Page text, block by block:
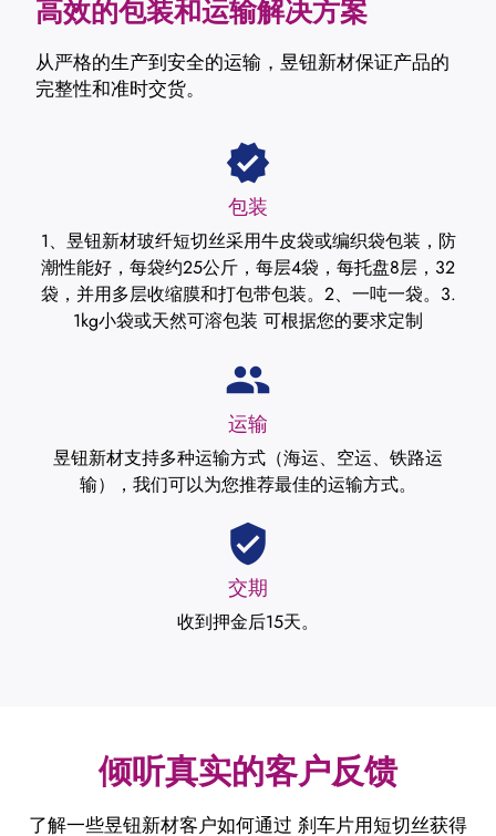
高效的包装和运输解决方案
从严格的生产到安全的运输，昱钮新材保证产品的
完整性和准时交货。
包装
1、昱钮新材玻纤短切丝采用牛皮袋或编织袋包装，防
潮性能好，每袋约25公斤，每层4袋，每托盘8层，32
袋，并用多层收缩膜和打包带包装。2、一吨一袋。3.
1kg小袋或天然可溶包装 可根据您的要求定制
运输
昱钮新材支持多种运输方式（海运、空运、铁路运
输），我们可以为您推荐最佳的运输方式。
交期
收到押金后15天。
倾听真实的客户反馈
了解一些昱钮新材客户如何通过 刹车片用短切丝获得